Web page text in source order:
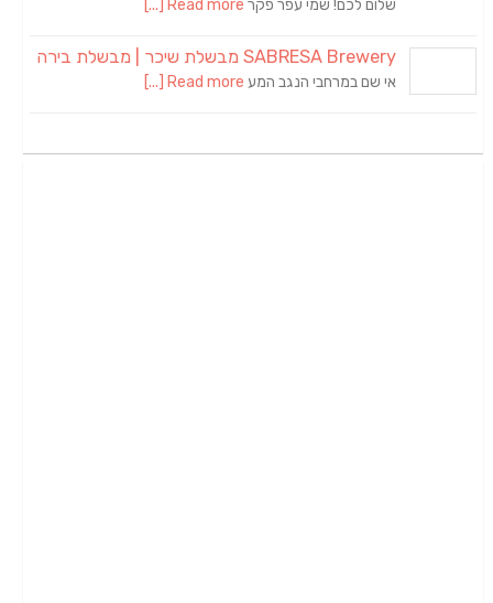
שלום לכם! שמי עפר פקר Read more [...]
SABRESA Brewery מבשלת שיכר | מבשלת בירה
אי שם במרחבי הנגב המע Read more [...]